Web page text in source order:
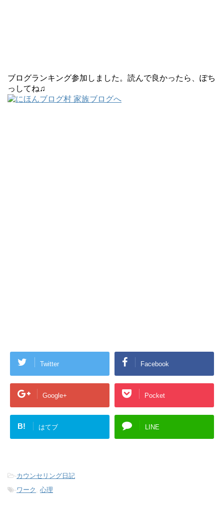
ブログランキング参加しました。読んで良かったら、ぽち
っしてね♫
Twitter Facebook
Google+ Pocket
B! はてブ LINE
-カウンセリング日記
-ワーク , 心理